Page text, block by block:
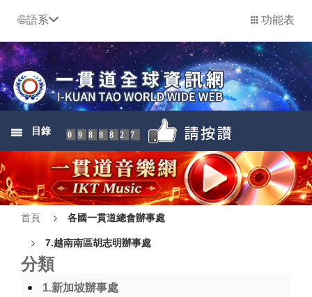
語系 功能表
目錄 0988827
首頁 各國一貫道總會辦事處
7.越南南區胡志明辦事處
分類
1.新加坡辦事處